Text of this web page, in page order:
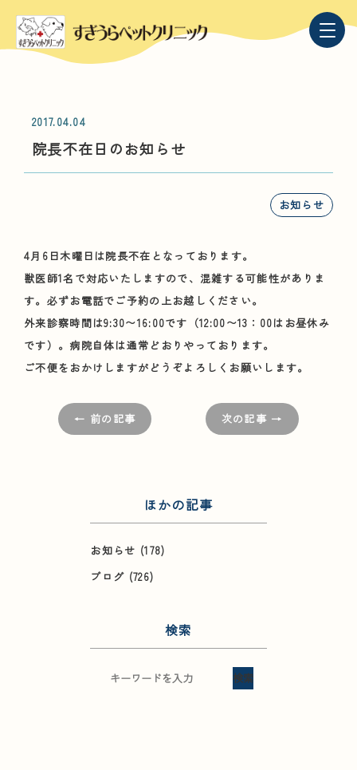
2017.04.04
院長不在日のお知らせ
お知らせ
4月6日木曜日は院長不在となっております。
獣医師1名で対応いたしますので、混雑する可能性がありま
す。必ずお電話でご予約の上お越しください。
外来診察時間は9:30〜16:00です（12:00〜13：00はお昼休み
です）。病院自体は通常どおりやっております。
ご不便をおかけしますがどうぞよろしくお願いします。
← 前の記事 次の記事 →
ほかの記事
お知らせ (178)
ブログ (726)
検索
検索